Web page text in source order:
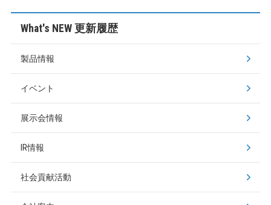
What's NEW 更新履歴
製品情報
イベント
展示会情報
IR情報
社会貢献活動